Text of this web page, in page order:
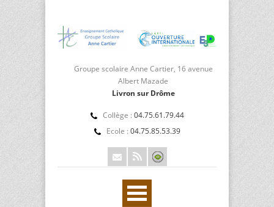
Groupe scolaire Anne Cartier, 16 avenue
Albert Mazade
Livron sur Drôme
Collège : 04.75.61.79.44
Ecole : 04.75.85.53.39